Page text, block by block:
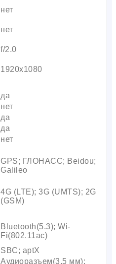
нет
нет
f/2.0
1920х1080
да
нет
да
да
нет
GPS; ГЛОНАСС; Beidou;
Galileo
4G (LTE); 3G (UMTS); 2G
(GSM)
Bluetooth(5.3); Wi-
Fi(802.11ac)
SBC; aptX
Аудиоразъем(3.5 мм);